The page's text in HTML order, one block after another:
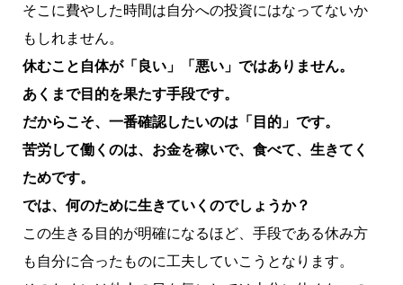
そこに費やした時間は自分への投資にはなってないか
もしれません。
休むこと自体が「良い」「悪い」ではありません。
あくまで目的を果たす手段です。
だからこそ、一番確認したいのは「目的」です。
苦労して働くのは、お金を稼いで、食べて、生きてく
ためです。
では、何のために生きていくのでしょうか？
この生きる目的が明確になるほど、手段である休み方
も自分に合ったものに工夫していこうとなります。